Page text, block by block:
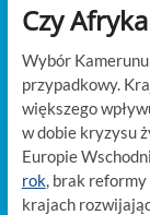
Czy
Wybór
przypadkowy.
większego
w dobie kryzysu
Europie
rok, brak reformy
krajach